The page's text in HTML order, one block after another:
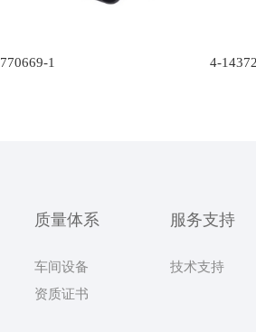
770669-1 4-
质量体系
车间设备
资质证书
服务支持
技术支持